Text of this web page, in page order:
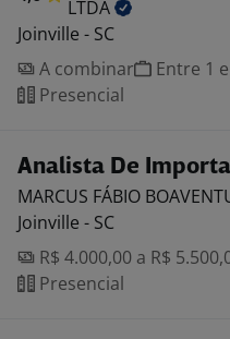
LTDA
Joinville - SC
A combinar
Entre 1
Presencial
Analista De
MARCUS FÁBIO
Joinville - SC
R$ 4.000,00 a R$
Presencial